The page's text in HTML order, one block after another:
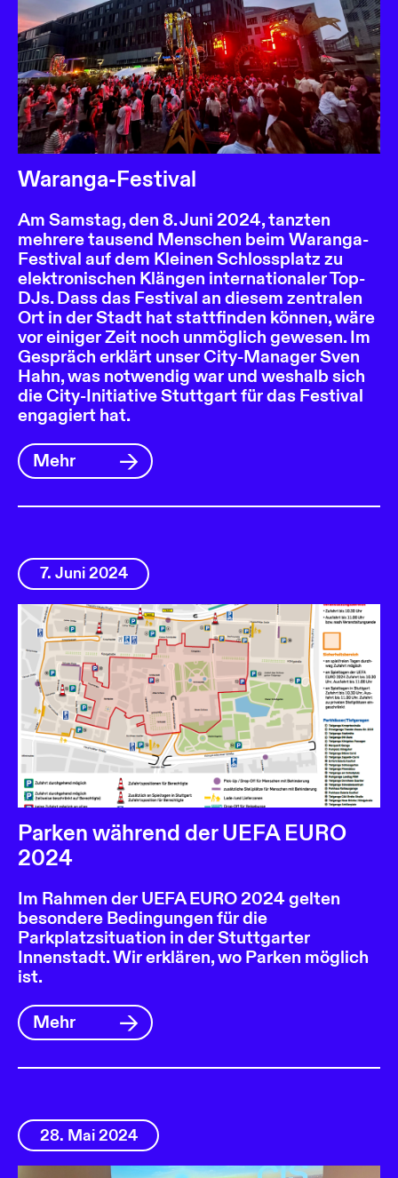
Waranga-Festival
Am Samstag, den 8. Juni 2024, tanzten
mehrere tausend Menschen beim Waranga-
Festival auf dem Kleinen Schlossplatz zu
elektronischen Klängen internationaler Top-
DJs. Dass das Festival an diesem zentralen
Ort in der Stadt hat stattfinden können, wäre
vor einiger Zeit noch unmöglich gewesen. Im
Gespräch erklärt unser City-Manager Sven
Hahn, was notwendig war und weshalb sich
die City-Initiative Stuttgart für das Festival
engagiert hat.
Mehr
7. Juni 2024
Parken während der UEFA EURO
2024
Im Rahmen der UEFA EURO 2024 gelten
besondere Bedingungen für die
Parkplatzsituation in der Stuttgarter
Innenstadt. Wir erklären, wo Parken möglich
ist.
Mehr
28. Mai 2024